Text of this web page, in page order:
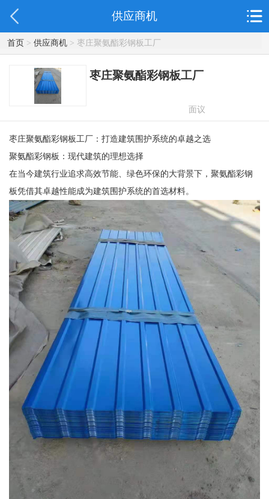
供应商机
首页> 供应商机> 枣庄聚氨酯彩钢板工厂
枣庄聚氨酯彩钢板工厂
面议
枣庄聚氨酯彩钢板工厂：打造建筑围护系统的卓越之选
聚氨酯彩钢板：现代建筑的理想选择
在当今建筑行业追求高效节能、绿色环保的大背景下，聚氨酯彩钢
板凭借其卓越性能成为建筑围护系统的首选材料。